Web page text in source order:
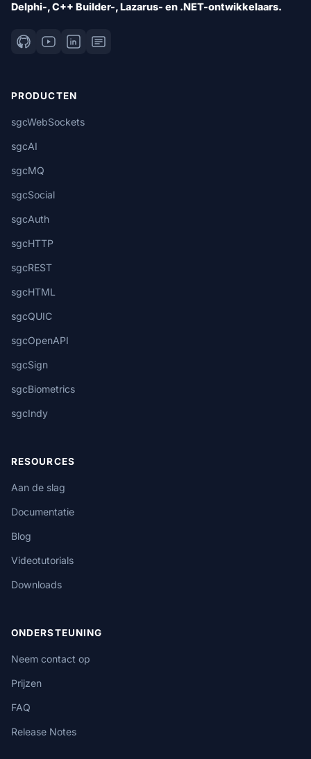
Delphi-, C++ Builder-, Lazarus- en .NET-ontwikkelaars.
PRODUCTEN
sgcWebSockets
sgcAI
sgcMQ
sgcSocial
sgcAuth
sgcHTTP
sgcREST
sgcHTML
sgcQUIC
sgcOpenAPI
sgcSign
sgcBiometrics
sgcIndy
RESOURCES
Aan de slag
Documentatie
Blog
Videotutorials
Downloads
ONDERSTEUNING
Neem contact op
Prijzen
FAQ
Release Notes